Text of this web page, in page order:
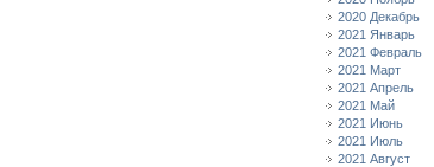
2020 Декабрь
2021 Январь
2021 Февраль
2021 Март
2021 Апрель
2021 Май
2021 Июнь
2021 Июль
2021 Август